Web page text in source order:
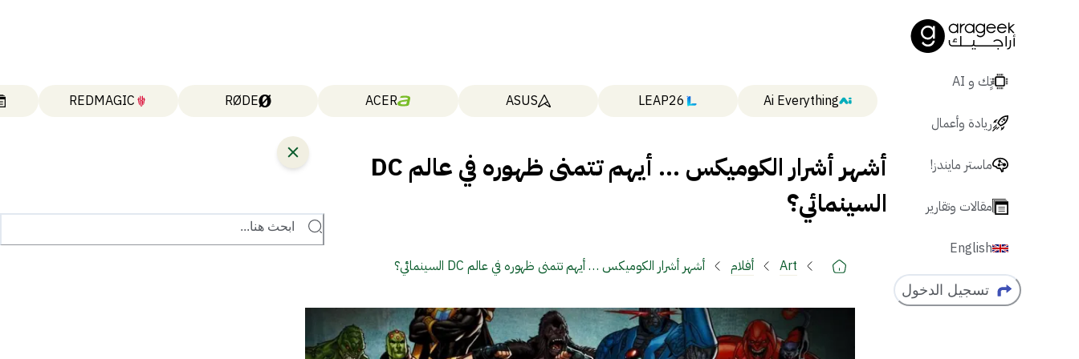
تٍك و AI
ريادة وأعمال
ماستر مايندز!
مقالات وتقارير
English
تسجيل الدخول
Ai Everything
LEAP26
ASUS
ACER
RØDE
REDMAGIC
أشهر أشرار الكوميكس … أيهم تتمنى ظهوره في عالم DC
السينمائي؟
Art أفلام أشهر أشرار الكوميكس … أيهم تتمنى ظهوره في عالم DC السينمائي؟
ابحث هنا...